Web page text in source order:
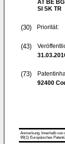
AT BE
SI SK TR
(30) Priorität:
(43)
(73)
92400
Anmerkung: Innerhalb von
99(1) Europäisches